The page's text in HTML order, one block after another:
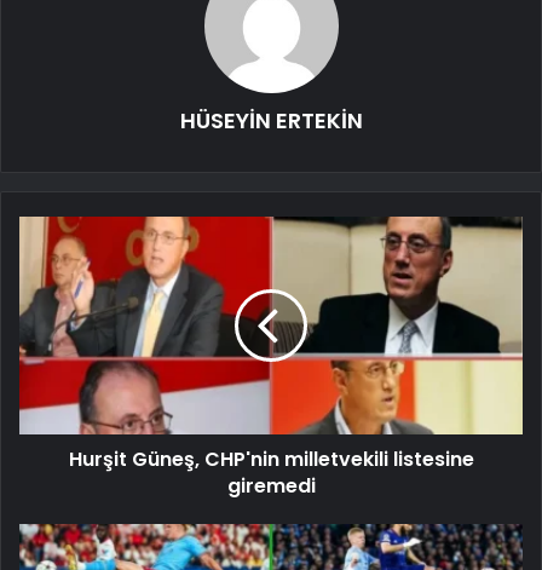
HÜSEYİN ERTEKİN
Hurşit Güneş, CHP'nin milletvekili listesine
giremedi